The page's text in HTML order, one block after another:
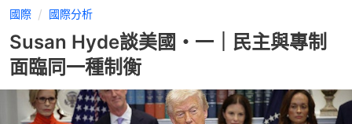
國際 國際分析
Susan Hyde談美國・一｜民主與專制
面臨同一種制衡